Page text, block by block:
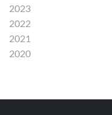
2023
2022
2021
2020